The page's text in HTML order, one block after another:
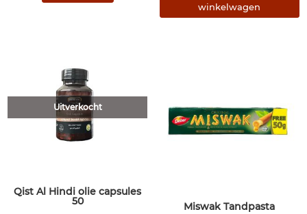
winkelwagen
Uitverkocht
Qist Al Hindi olie capsules
50 Miswak Tandpasta